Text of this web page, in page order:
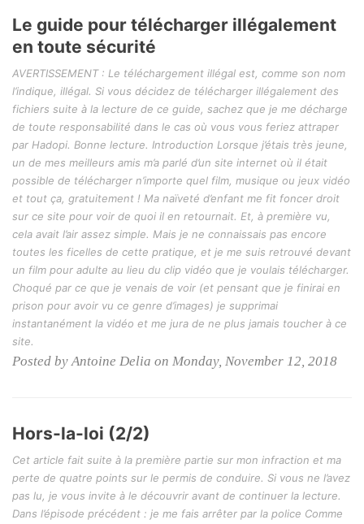
Le guide pour télécharger illégalement
en toute sécurité
AVERTISSEMENT : Le téléchargement illégal est, comme son nom
l’indique, illégal. Si vous décidez de télécharger illégalement des
fichiers suite à la lecture de ce guide, sachez que je me décharge
de toute responsabilité dans le cas où vous vous feriez attraper
par Hadopi. Bonne lecture. Introduction Lorsque j’étais très jeune,
un de mes meilleurs amis m’a parlé d’un site internet où il était
possible de télécharger n’importe quel film, musique ou jeux vidéo
et tout ça, gratuitement ! Ma naïveté d’enfant me fit foncer droit
sur ce site pour voir de quoi il en retournait. Et, à première vu,
cela avait l’air assez simple. Mais je ne connaissais pas encore
toutes les ficelles de cette pratique, et je me suis retrouvé devant
un film pour adulte au lieu du clip vidéo que je voulais télécharger.
Choqué par ce que je venais de voir (et pensant que je finirai en
prison pour avoir vu ce genre d’images) je supprimai
instantanément la vidéo et me jura de ne plus jamais toucher à ce
site.
Posted by Antoine Delia on Monday, November 12, 2018
Hors-la-loi (2/2)
Cet article fait suite à la première partie sur mon infraction et ma
perte de quatre points sur le permis de conduire. Si vous ne l’avez
pas lu, je vous invite à le découvrir avant de continuer la lecture.
Dans l’épisode précédent : je me fais arrêter par la police Comme